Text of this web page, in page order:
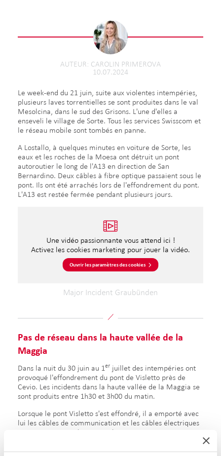
10.07.2024
AUTEUR CAROLIN PRIMEROVA
Le week-end du 21 juin, suite aux violentes intempéries,
plusieurs laves torrentielles se sont produites dans le val
Mesolcina, dans le sud des Grisons. L'une d'elles a
enseveli le village de Sorte. Tous les services Swisscom et
le réseau mobile sont tombés en panne.
A Lostallo, à quelques minutes en voiture de Sorte, les
eaux et les roches de la Moesa ont détruit un pont
autoroutier le long de l'A13 en direction de San
Bernardino. Deux câbles à fibre optique passaient sous le
pont. Ils ont été arrachés lors de l'effondrement du pont.
L'A13 est restée fermée pendant plusieurs jours.
Une vidéo passionnante vous attend ici !
Activez les cookies marketing pour jouer la vidéo.
Ouvrir les paramètres des cookies
Major Incident Graubünden
Pas de réseau dans la haute vallée de la
Maggia
Dans la nuit du 30 juin au 1 er juillet des intempéries ont
provoqué l'effondrement du pont de Visletto près de
Cevio. Les incidents dans la haute vallée de la Maggia se
sont produits entre 1h30 et 3h00 du matin.
Lorsque le pont Visletto s'est effondré, il a emporté avec
lui les câbles de communication et les câbles électriques
qui passaient sous le pont. Cela a entraîné une panne
Polycom – tous les services ont été interrompus et les